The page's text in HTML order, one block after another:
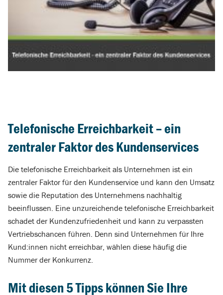
Telefonische Erreichbarkeit – ein
zentraler Faktor des Kundenservices
Die telefonische Erreichbarkeit als Unternehmen ist ein
zentraler Faktor für den Kundenservice und kann den Umsatz
sowie die Reputation des Unternehmens nachhaltig
beeinflussen. Eine unzureichende telefonische Erreichbarkeit
schadet der Kundenzufriedenheit und kann zu verpassten
Vertriebschancen führen. Denn sind Unternehmen für Ihre
Kund:innen nicht erreichbar, wählen diese häufig die
Nummer der Konkurrenz.
Mit diesen 5 Tipps können Sie Ihre